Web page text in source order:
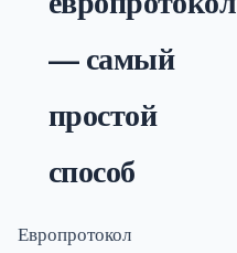
— самый
простой
способ
Европротокол